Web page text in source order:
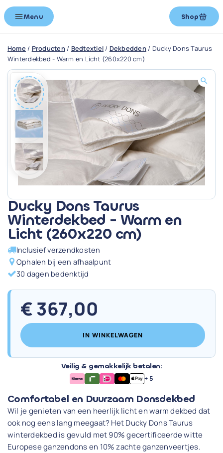
Menu Shop
Home / Producten/ Bedtextiel / Dekbedden/ Ducky Dons Taurus
Winterdekbed - Warm en Licht (260x220 cm)
Ducky Dons Taurus
Winterdekbed - Warm en
Licht (260x220 cm)
Inclusief verzendkosten
Ophalen bij een afhaalpunt
30 dagen bedenktijd
€367,00
IN WINKELWAGEN
Veilig & gemakkelijk betalen:
+ 5
Comfortabel en Duurzaam Donsdekbed
Wil je genieten van een heerlijk licht en warm dekbed dat
ook nog eens lang meegaat? Het Ducky Dons Taurus
winterdekbed is gevuld met 90% gecertificeerde witte
Europese ganzendons en 10% zachte ganzenveertjes.